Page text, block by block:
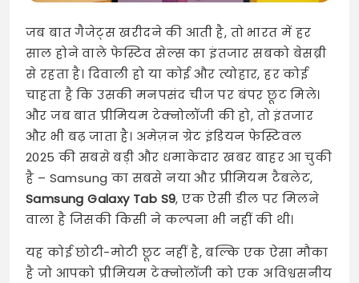
जब बात गैजेट्स खरीदने की आती है, तो भारत में हर
साल होने वाले फेस्टिव सेल्स का इंतजार सबको बेसब्री
से रहता है। दिवाली हो या कोई और त्योहार, हर कोई
चाहता है कि उसकी मनपसंद चीज पर बंपर छूट मिले।
और जब बात प्रीमियम टेक्नोलॉजी की हो, तो इंतजार
और भी बढ़ जाता है। अमेज़न ग्रेट इंडियन फेस्टिवल
2025 की सबसे बड़ी और धमाकेदार खबर बाहर आ चुकी
है – Samsung का सबसे नया और प्रीमियम टैबलेट,
Samsung Galaxy Tab S9, एक ऐसी डील पर मिलने
वाला है जिसकी किसी ने कल्पना भी नहीं की थी।
यह कोई छोटी-मोटी छूट नहीं है, बल्कि एक ऐसा मौका
है जो आपको प्रीमियम टेक्नोलॉजी को एक अविश्वसनीय